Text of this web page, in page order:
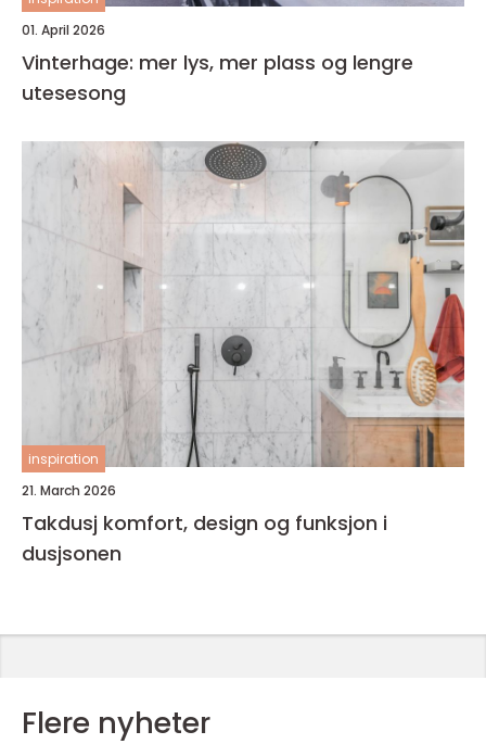
01. April 2026
Vinterhage: mer lys, mer plass og lengre
utesesong
inspiration
21. March 2026
Takdusj komfort, design og funksjon i
dusjsonen
Flere nyheter